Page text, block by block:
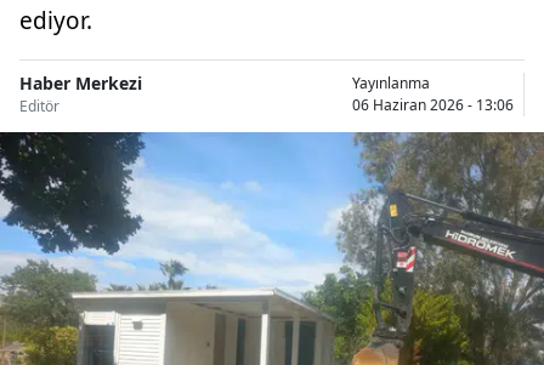
ediyor.
Haber Merkezi
Editör
Yayınlanma
06 Haziran 2026 - 13:06